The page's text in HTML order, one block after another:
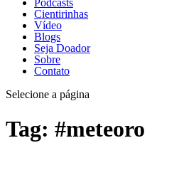
Podcasts
Cientirinhas
Vídeo
Blogs
Seja Doador
Sobre
Contato
Selecione a página
Tag: #meteoro